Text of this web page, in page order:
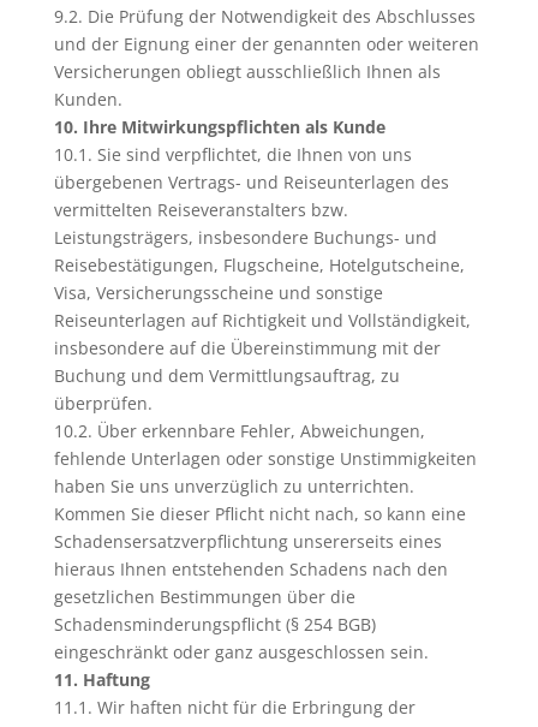
9.2. Die Prüfung der Notwendigkeit des Abschlusses
und der Eignung einer der genannten oder weiteren
Versicherungen obliegt ausschließlich Ihnen als
Kunden.
10. Ihre Mitwirkungspflichten als Kunde
10.1. Sie sind verpflichtet, die Ihnen von uns
übergebenen Vertrags- und Reiseunterlagen des
vermittelten Reiseveranstalters bzw.
Leistungsträgers, insbesondere Buchungs- und
Reisebestätigungen, Flugscheine, Hotelgutscheine,
Visa, Versicherungsscheine und sonstige
Reiseunterlagen auf Richtigkeit und Vollständigkeit,
insbesondere auf die Übereinstimmung mit der
Buchung und dem Vermittlungsauftrag, zu
überprüfen.
10.2. Über erkennbare Fehler, Abweichungen,
fehlende Unterlagen oder sonstige Unstimmigkeiten
haben Sie uns unverzüglich zu unterrichten.
Kommen Sie dieser Pflicht nicht nach, so kann eine
Schadensersatzverpflichtung unsererseits eines
hieraus Ihnen entstehenden Schadens nach den
gesetzlichen Bestimmungen über die
Schadensminderungspflicht (§ 254 BGB)
eingeschränkt oder ganz ausgeschlossen sein.
11. Haftung
11.1. Wir haften nicht für die Erbringung der